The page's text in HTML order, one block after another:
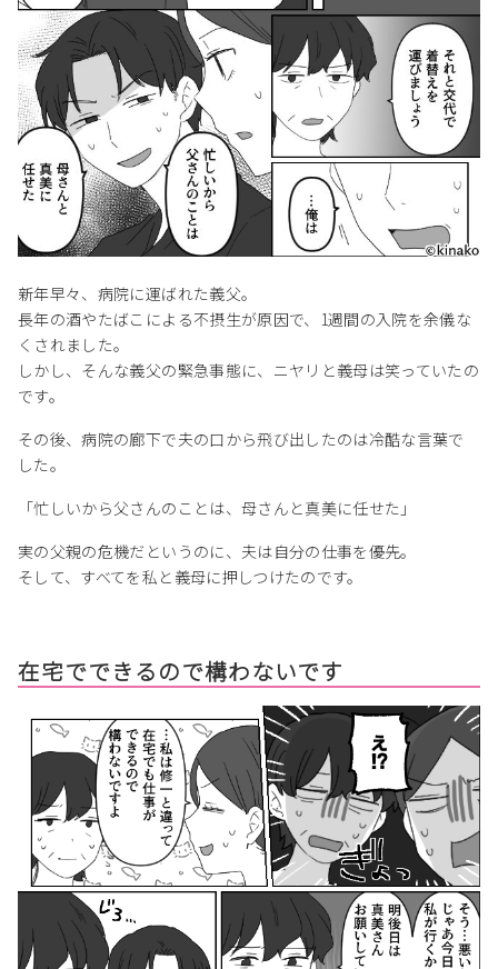
新年早々、病院に運ばれた義父。
長年の酒やたばこによる不摂生が原因で、1週間の入院を余儀な
くされました。
しかし、そんな義父の緊急事態に、ニヤリと義母は笑っていたの
です。
その後、病院の廊下で夫の口から飛び出したのは冷酷な言葉で
した。
「忙しいから父さんのことは、母さんと真美に任せた」
実の父親の危機だというのに、夫は自分の仕事を優先。
そして、すべてを私と義母に押しつけたのです。
在宅でできるので構わないです